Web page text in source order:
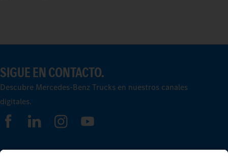
SIGUE EN CONTACTO.
Descubre Mercedes‑Benz Trucks en nuestros canales
digitales.